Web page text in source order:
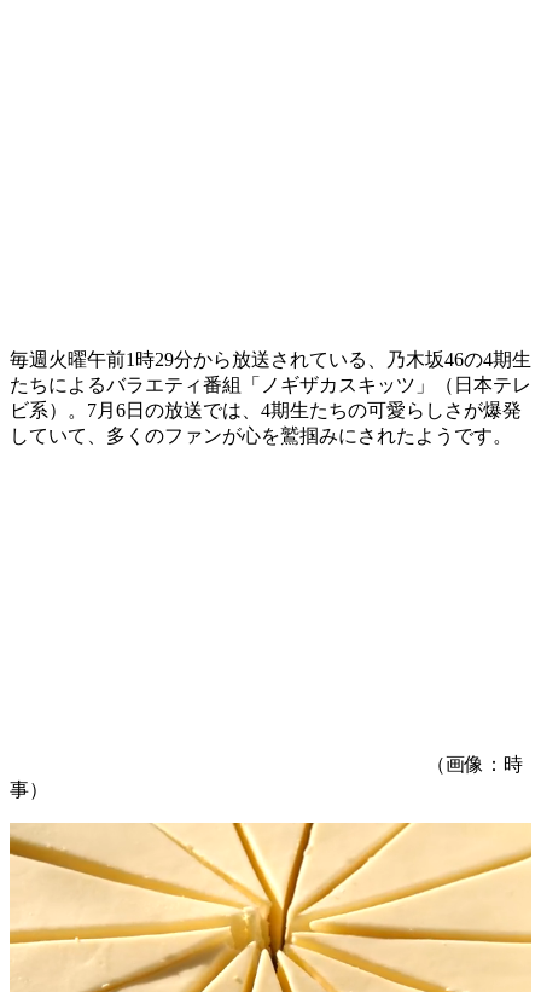
毎週火曜午前1時29分から放送されている、乃木坂46の4期生
たちによるバラエティ番組「ノギザカスキッツ」（日本テレ
ビ系）。7月6日の放送では、4期生たちの可愛らしさが爆発
していて、多くのファンが心を鷲掴みにされたようです。
（画像：時
事）